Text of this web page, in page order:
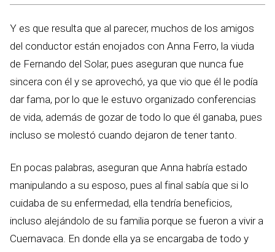
Y es que resulta que al parecer, muchos de los amigos
del conductor están enojados con Anna Ferro, la viuda
de Fernando del Solar, pues aseguran que nunca fue
sincera con él y se aprovechó, ya que vio que él le podía
dar fama, por lo que le estuvo organizado conferencias
de vida, además de gozar de todo lo que él ganaba, pues
incluso se molestó cuando dejaron de tener tanto.
En pocas palabras, aseguran que Anna habría estado
manipulando a su esposo, pues al final sabía que si lo
cuidaba de su enfermedad, ella tendría beneficios,
incluso alejándolo de su familia porque se fueron a vivir a
Cuernavaca. En donde ella ya se encargaba de todo y